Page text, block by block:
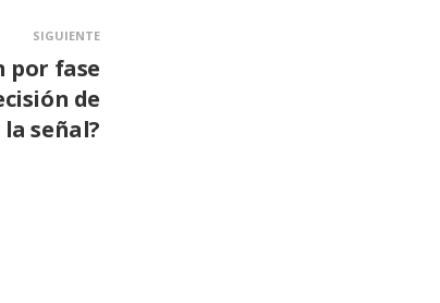
SIGUIENTE
por fase
de
la señal?